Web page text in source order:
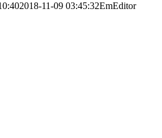
2018-11-09 03:45:32EmEditor